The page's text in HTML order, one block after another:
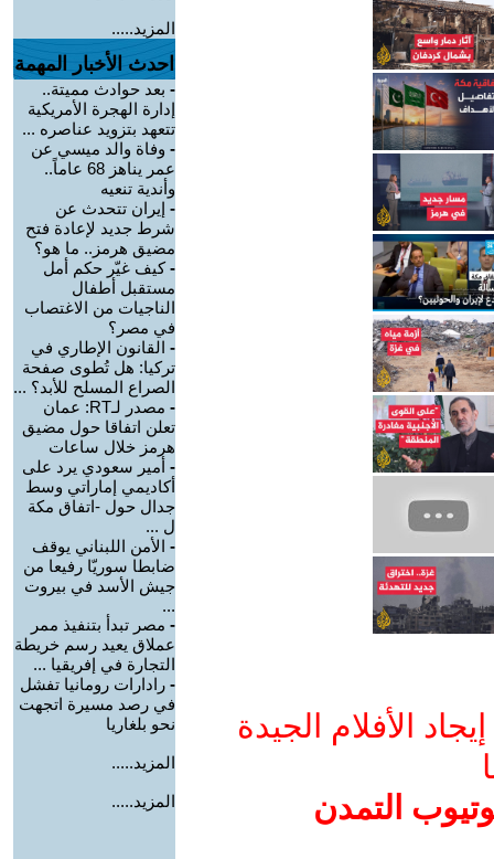
الأفلام الجيدة
التمدن
المزيد.....
احدث الأخبار المهمة
- بعد حوادث مميتة..
إدارة الهجرة الأمريكية
تتعهد بتزويد عناصره ...
- وفاة والد ميسي عن
عمر يناهز 68 عاماً..
وأندية تنعيه
- إيران تتحدث عن
شرط جديد لإعادة فتح
مضيق هرمز.. ما هو؟
-كيف غيّر حكم أمل
مستقبل أطفال
الناجيات من الاغتصاب
في مصر؟
- القانون الإطاري في
تركيا: هل تُطوى صفحة
الصراع المسلح للأبد؟ ...
-
مصدر لـRT: عمان
تعلن اتفاقا حول مضيق
هرمز خلال ساعات
- أمير سعودي يرد على
أكاديمي إماراتي وسط
جدال حول -اتفاق مكة
ل ...
- الأمن اللبناني يوقف
ضابطا سوريّا رفيعا من
جيش الأسد في بيروت
...
- مصر تبدأ بتنفيذ ممر
عملاق يعيد رسم خريطة
التجارة في إفريقيا ...
- رادارات رومانيا تفشل
في رصد مسيرة اتجهت
نحو بلغاريا
المزيد.....
المزيد.....